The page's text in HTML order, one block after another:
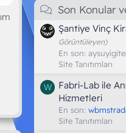
Son Konular
Şantiye Vinç
Görüntüleyen)
En son:
Site Tanıtımları
W
Fabri-Lab ile
Hizmetleri
En son:
Site Tanıtımları